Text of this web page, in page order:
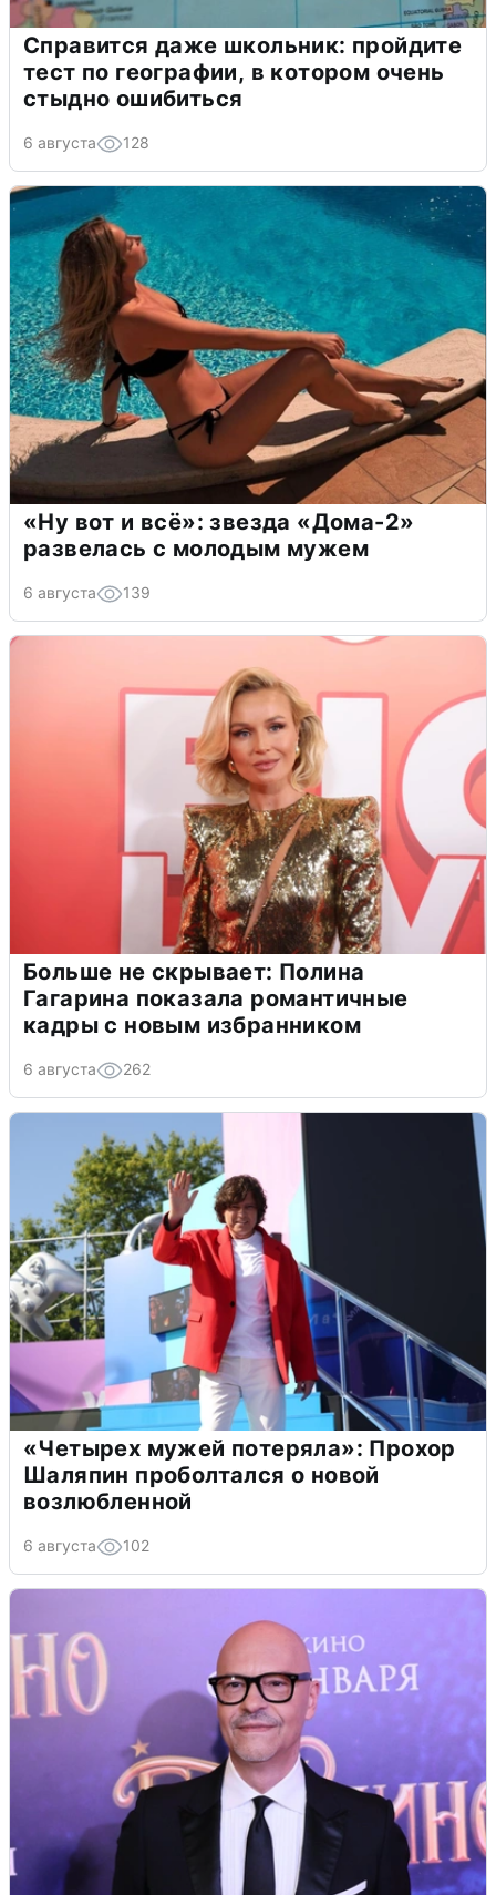
Справится даже школьник: пройдите
тест по географии, в котором очень
стыдно ошибиться
6 августа 128
«Ну вот и всё»: звезда «Дома-2»
развелась с молодым мужем
6 августа 139
Больше не скрывает: Полина
Гагарина показала романтичные
кадры с новым избранником
6 августа 262
«Четырех мужей потеряла»: Прохор
Шаляпин проболтался о новой
возлюбленной
6 августа 102